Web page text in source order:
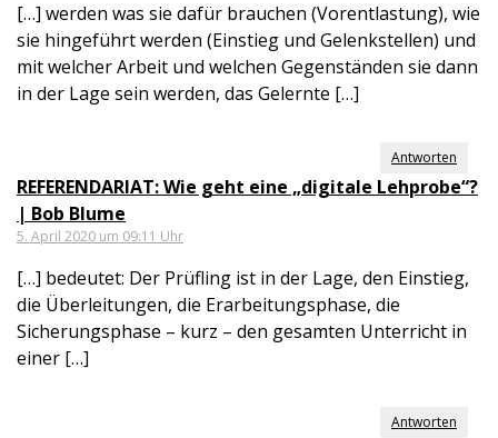
[…] werden was sie dafür brauchen (Vorentlastung), wie
sie hingeführt werden (Einstieg und Gelenkstellen) und
mit welcher Arbeit und welchen Gegenständen sie dann
in der Lage sein werden, das Gelernte […]
Antworten
REFERENDARIAT: Wie geht eine „digitale Lehprobe“?
| Bob Blume
5. April 2020 um 09:11 Uhr
[…] bedeutet: Der Prüfling ist in der Lage, den Einstieg,
die Überleitungen, die Erarbeitungsphase, die
Sicherungsphase – kurz – den gesamten Unterricht in
einer […]
Antworten